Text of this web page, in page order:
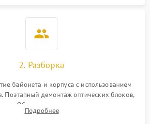
2. Разборка
байонета и корпуса с использованием
Поэтапный демонтаж оптических блоков,
Обязательная маркировка положения
для сохранения заводской центровки при
Подробнее